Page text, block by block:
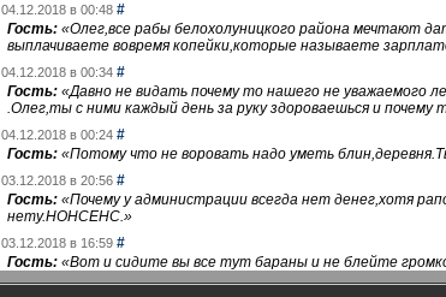
04.12.2018 в 00:48 #
Гость: «Олег,все рабы белохолуницкого района мечтают
выплачиваете вовремя копейки,которые называете
04.12.2018 в 00:34 #
Гость: «Давно не видать почему то нашего не
.Олег,ты с ними каждый день за руку здороваешься и почему
04.12.2018 в 00:24 #
Гость: «Потому что не воровать надо уметь
03.12.2018 в 20:56 #
Гость: «Почему у администрации всегда нет денег,хотя
нету.НОНСЕНС.»
03.12.2018 в 16:59 #
Гость: «Вот и сидите вы все тут бараны и не блейте